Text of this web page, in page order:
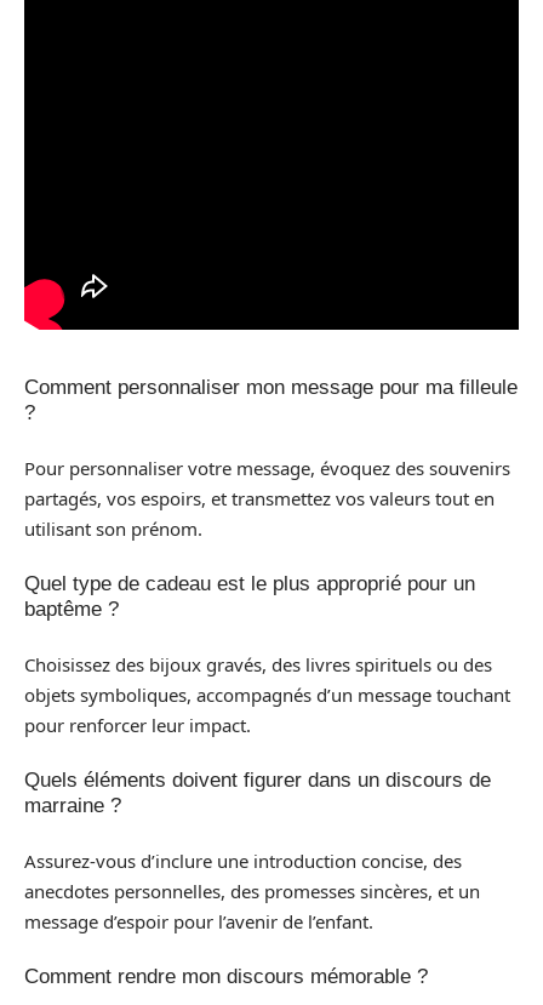
Comment personnaliser mon message pour ma filleule
?
Pour personnaliser votre message, évoquez des souvenirs
partagés, vos espoirs, et transmettez vos valeurs tout en
utilisant son prénom.
Quel type de cadeau est le plus approprié pour un
baptême ?
Choisissez des bijoux gravés, des livres spirituels ou des
objets symboliques, accompagnés d’un message touchant
pour renforcer leur impact.
Quels éléments doivent figurer dans un discours de
marraine ?
Assurez-vous d’inclure une introduction concise, des
anecdotes personnelles, des promesses sincères, et un
message d’espoir pour l’avenir de l’enfant.
Comment rendre mon discours mémorable ?